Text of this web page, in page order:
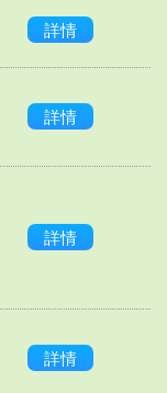
詳情
詳情
詳情
詳情